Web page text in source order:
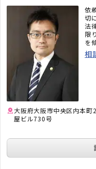
依
切
法
限
を
1
積
相
大阪府大阪市中央区内本
屋ビル730号